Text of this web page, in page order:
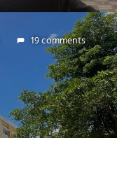
19 comments